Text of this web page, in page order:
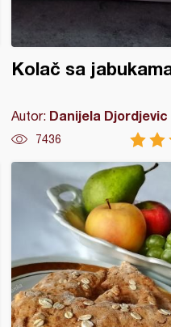
Kolač sa
Autor: Danijela Djordjevic
7436